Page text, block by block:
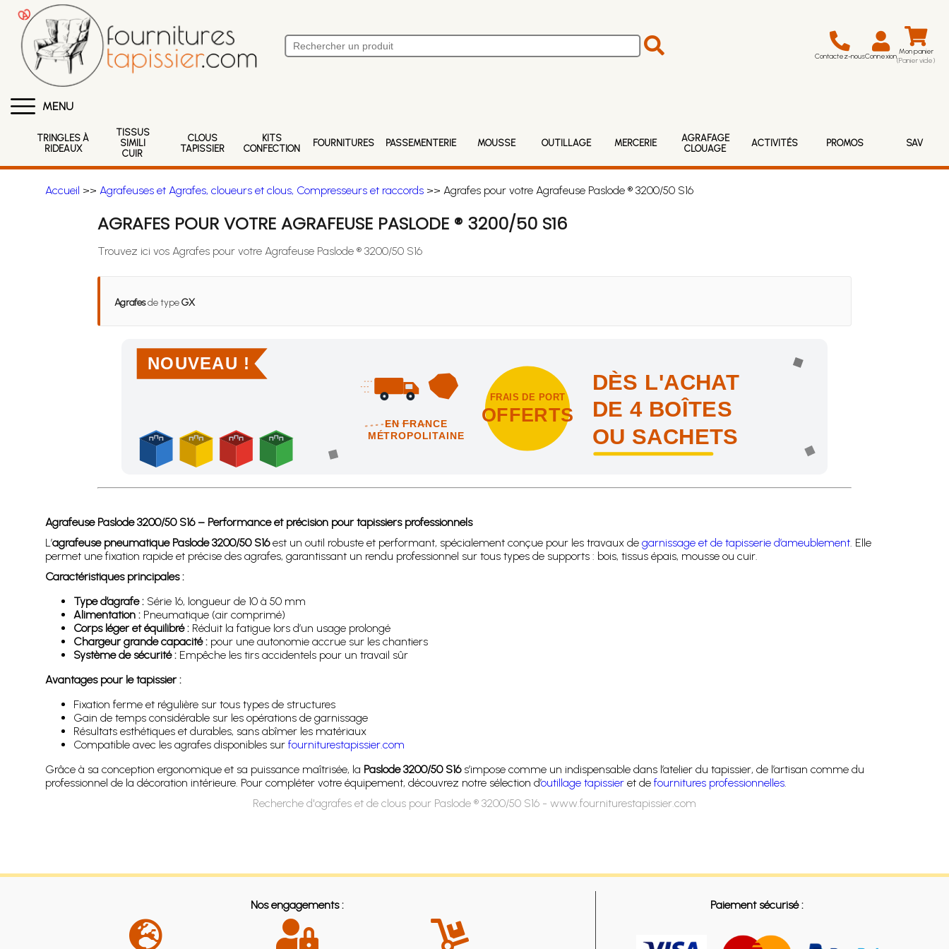
Contactez-nousConnexion Mon panier
(Panier vide)
MENU
TRINGLES À
RIDEAUX
TISSUS
SIMILI
CUIR
CLOUS
TAPISSIER
KITS
CONFECTION
FOURNITURES PASSEMENTERIE MOUSSE OUTILLAGE MERCERIE
AGRAFAGE
CLOUAGE
ACTIVITÉS PROMOS SAV
Accueil >> Agrafeuses et Agrafes, cloueurs et clous, Compresseurs et raccords>> Agrafes pour votre Agrafeuse Paslode ® 3200/50 S16
AGRAFES POUR VOTRE AGRAFEUSE PASLODE ® 3200/50 S16
Trouvez ici vos Agrafes pour votre Agrafeuse Paslode ® 3200/50 S16
Agrafesde typeGX
NOUVEAU !
EN FRANCE
MÉTROPOLITAINE
FRAIS DE PORT
OFFERTS
DÈS L'ACHAT
DE 4 BOÎTES
OU SACHETS
Achetez 4 sachets ou boîtes d'agrafes ou de pointes et nous vous offrons les frais de port en France métropolitaine !
Agrafeuse Paslode 3200/50 S16 – Performance et précision pour tapissiers professionnels
L’agrafeuse pneumatique Paslode 3200/50 S16est un outil robuste et performant, spécialement conçue pour les travaux de garnissage et de tapisserie d’ameublement. Elle
permet une fixation rapide et précise des agrafes, garantissant un rendu professionnel sur tous types de supports : bois, tissus épais, mousse ou cuir.
Caractéristiques principales :
Type d’agrafe :Série 16, longueur de 10 à 50 mm
Alimentation :Pneumatique (air comprimé)
Corps léger et équilibré :Réduit la fatigue lors d’un usage prolongé
Chargeur grande capacité :pour une autonomie accrue sur les chantiers
Système de sécurité :Empêche les tirs accidentels pour un travail sûr
Avantages pour le tapissier :
Fixation ferme et régulière sur tous types de structures
Gain de temps considérable sur les opérations de garnissage
Résultats esthétiques et durables, sans abîmer les matériaux
Compatible avec les agrafes disponibles sur fourniturestapissier.com
Grâce à sa conception ergonomique et sa puissance maîtrisée, la Paslode 3200/50 S16s’impose comme un indispensable dans l’atelier du tapissier, de l’artisan comme du
professionnel de la décoration intérieure. Pour compléter votre équipement, découvrez notre sélection d’outillage tapissieret de fournitures professionnelles.
Recherche d'agrafes et de clous pour Paslode ® 3200/50 S16 - www.fourniturestapissier.com
Nos engagements : Paiement sécurisé :